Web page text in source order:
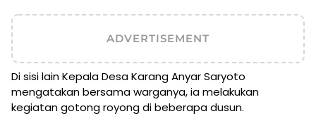
ADVERTISEMENT
Di sisi lain Kepala Desa Karang Anyar Saryoto
mengatakan bersama warganya, ia melakukan
kegiatan gotong royong di beberapa dusun.